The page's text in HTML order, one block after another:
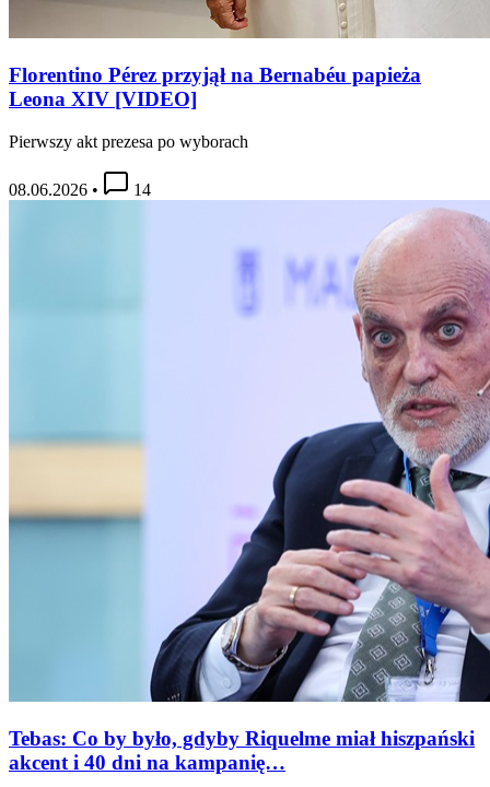
Florentino Pérez przyjął na Bernabéu papieża
Leona XIV [VIDEO]
Pierwszy akt prezesa po wyborach
08.06.2026 • 14
Tebas: Co by było, gdyby Riquelme miał hiszpański
akcent i 40 dni na kampanię…